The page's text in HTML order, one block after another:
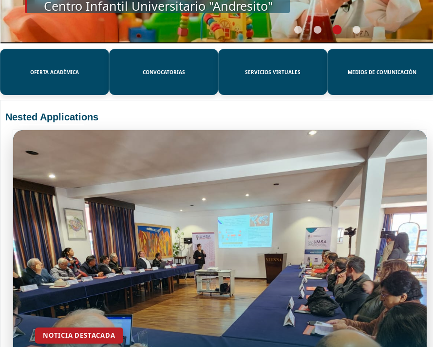
SSUE
OFERTA ACADÉMICA CONVOCATORIAS SERVICIOS VIRTUALES MEDIOS DE COMUNICACIÓN
Nested Applications
NOTICIA DESTACADA